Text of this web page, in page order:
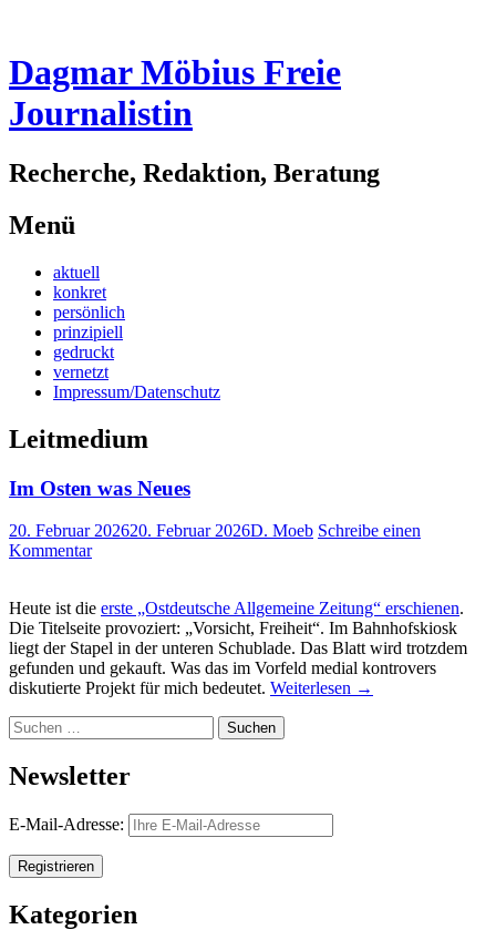
Dagmar Möbius Freie
Journalistin
Recherche, Redaktion, Beratung
Menü
Zum
Inhalt
springen
aktuell
konkret
persönlich
prinzipiell
gedruckt
vernetzt
Impressum/Datenschutz
Leitmedium
Im Osten was Neues
20. Februar 202620. Februar 2026D. Moeb Schreibe einen
Kommentar
Heute ist die erste „Ostdeutsche Allgemeine Zeitung“ erschienen.
Die Titelseite provoziert: „Vorsicht, Freiheit“. Im Bahnhofskiosk
liegt der Stapel in der unteren Schublade. Das Blatt wird trotzdem
gefunden und gekauft. Was das im Vorfeld medial kontrovers
diskutierte Projekt für mich bedeutet. Weiterlesen →
Suchen
nach:
Newsletter
E-Mail-Adresse:
Kategorien